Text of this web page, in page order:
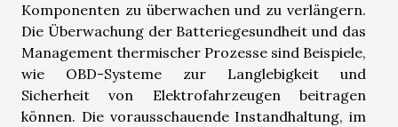
Komponenten zu überwachen und zu verlängern.
Die Überwachung der Batteriegesundheit und das
Management thermischer Prozesse sind Beispiele,
wie OBD-Systeme zur Langlebigkeit und
Sicherheit von Elektrofahrzeugen beitragen
können. Die vorausschauende Instandhaltung, im